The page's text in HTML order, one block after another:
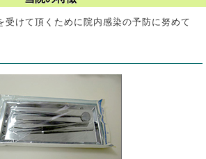
受けて頂くために院内感染の予防に努めて